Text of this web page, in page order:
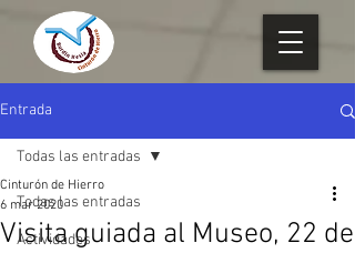
Entrada
Todas las entradas
Actividades
Todas las entradas
Visita guiada al Museo, 22 de
Cinturón de Hierro
6 mar 2020